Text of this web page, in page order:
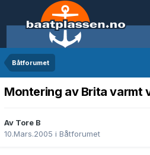
Båtforumet
Montering av Brita varmt
Av Tore B
10.Mars.2005 i Båtforumet